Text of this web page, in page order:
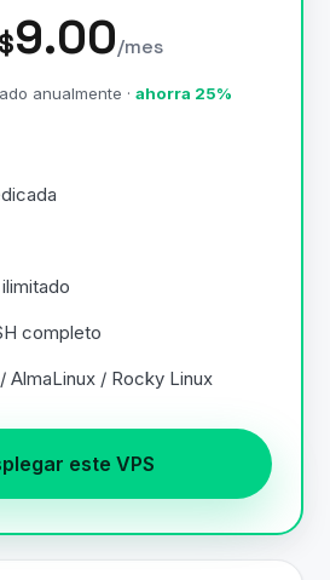
$9.00/mes
anualmente · ahorra 25%
completo
AlmaLinux / Rocky Linux
este VPS